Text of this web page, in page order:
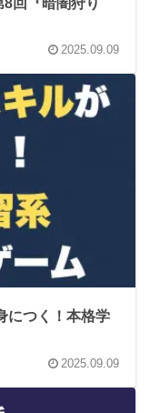
8回『暗闇狩り
2025.09.09
につく！本格学
2025.09.09